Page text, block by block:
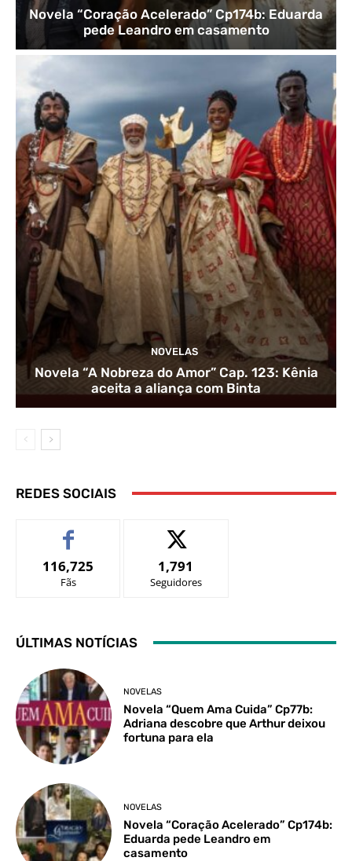
Novela “Coração Acelerado” Cp174b: Eduarda
pede Leandro em casamento
NOVELAS
Novela “A Nobreza do Amor” Cap. 123: Kênia
aceita a aliança com Binta
REDES SOCIAIS
116,725
Fãs
1,791
Seguidores
ÚLTIMAS NOTÍCIAS
NOVELAS
Novela “Quem Ama Cuida” Cp77b:
Adriana descobre que Arthur deixou
fortuna para ela
NOVELAS
Novela “Coração Acelerado” Cp174b:
Eduarda pede Leandro em
casamento